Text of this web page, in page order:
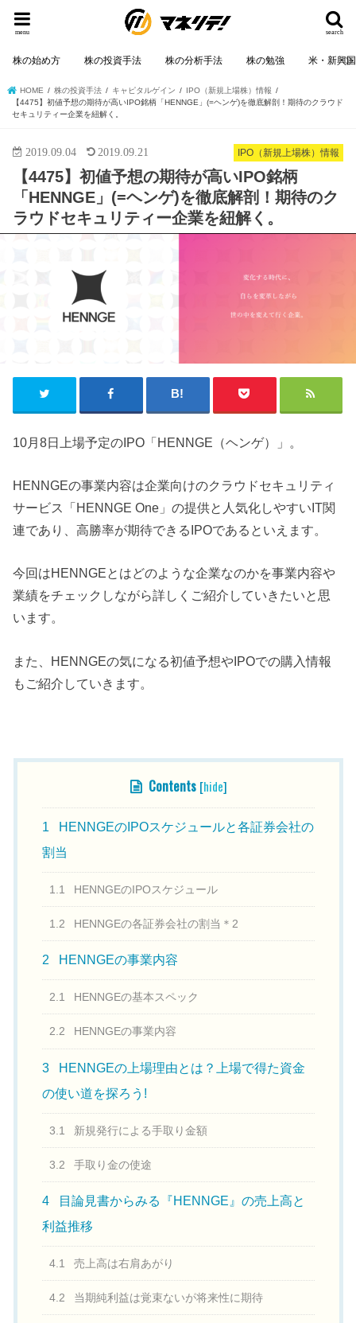
search
menu
株の始め方 株の投資手法 株の分析手法 株の勉強 米・新興
HOME 株の投資手法 キャピタルゲイン
IPO（新規上場株）情報
【4475】初値予想の期待が高いIPO銘柄「HENNGE」(=ヘンゲ)を徹底解剖！期待のクラウド
セキュリティー企業を紐解く。
IPO（新規上場株）情報
2019.09.04 2019.09.21
【4475】初値予想の期待が高いIPO銘柄
「HENNGE」(=ヘンゲ)を徹底解剖！期待のク
ラウドセキュリティー企業を紐解く。
10月8日上場予定のIPO「HENNGE（ヘンゲ）」。
HENNGEの事業内容は企業向けのクラウドセキュリティ
サービス「HENNGE One」の提供と人気化しやすいIT関
連であり、高勝率が期待できるIPOであるといえます。
今回はHENNGEとはどのような企業なのかを事業内容や
業績をチェックしながら詳しくご紹介していきたいと思
います。
また、HENNGEの気になる初値予想やIPOでの購入情報
もご紹介していきます。
Contents [hide]
1
HENNGEのIPOスケジュールと各証券会社の
割当
1.1 HENNGEのIPOスケジュール
1.2 HENNGEの各証券会社の割当＊2
2 HENNGEの事業内容
2.1 HENNGEの基本スペック
2.2 HENNGEの事業内容
3
HENNGEの上場理由とは？上場で得た資金
の使い道を探ろう!
3.1 新規発行による手取り金額
3.2 手取り金の使途
4
目論見書からみる『HENNGE』の売上高と
利益推移
4.1 売上高は右肩あがり
4.2 当期純利益は覚束ないが将来性に期待